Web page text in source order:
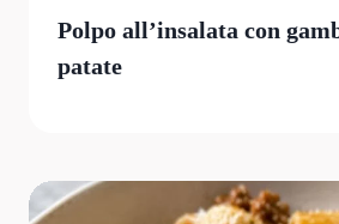
Polpo all’insalata con
patate